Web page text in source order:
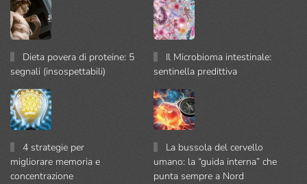
Dieta povera di proteine: 5
segnali (insospettabili)
Il Microbioma intestinale:
sentinella predittiva
4 strategie per
migliorare memoria e
concentrazione
La bussola del cervello
umano: la “guida interna” che
punta sempre a Nord